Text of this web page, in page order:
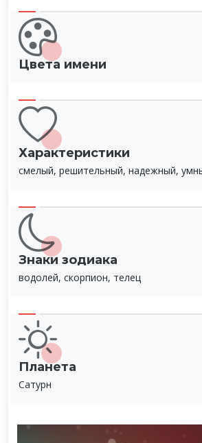
Цвета имени
Характеристики
смелый, решительный, надежный,
Знаки зодиака
водолей, скорпион, телец
Планета
Сатурн